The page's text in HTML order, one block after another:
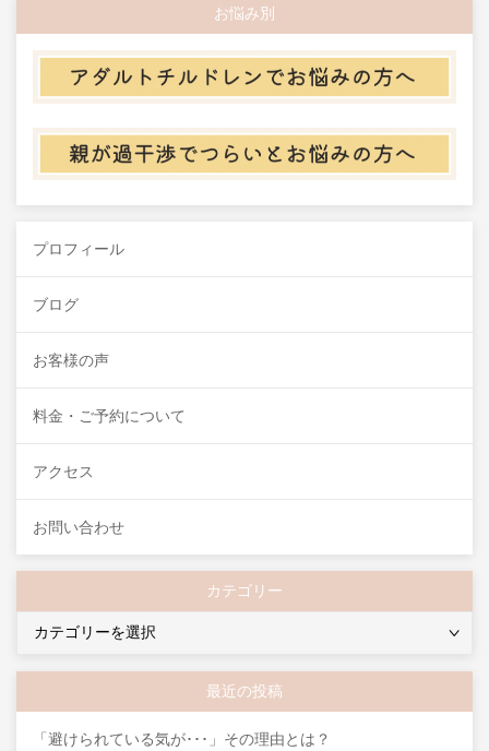
お悩み別
プロフィール
ブログ
お客様の声
料金・ご予約について
アクセス
お問い合わせ
カテゴリー
最近の投稿
「避けられている気が･･･」その理由とは？